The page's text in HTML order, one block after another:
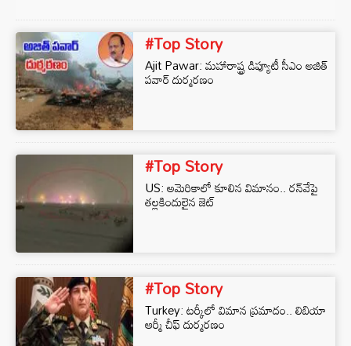
#Top Story
Ajit Pawar: మహారాష్ట్ర డిప్యూటీ సీఎం అజిత్
పవార్ దుర్మరణం
#Top Story
US: అమెరికాలో కూలిన విమానం.. రన్‌వేపై
తల్లకిందులైన జెట్
#Top Story
Turkey: టర్కీలో విమాన ప్రమాదం.. లిబియా
ఆర్మీ చీఫ్ దుర్మరణం